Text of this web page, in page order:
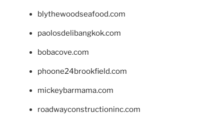
blythewoodseafood.com
paolosdelibangkok.com
bobacove.com
phoone24brookfield.com
mickeybarmama.com
roadwayconstructioninc.com